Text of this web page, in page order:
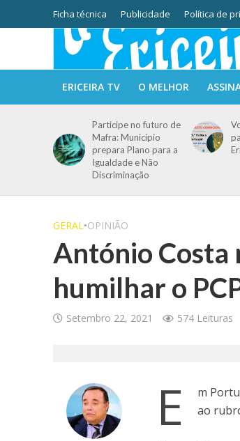
Ficha técnica Publicidade Política de
ERICEIRA TV O MELHOR
Participe no futuro de
Mafra: Município
prepara Plano para a
Igualdade e Não
Discriminação
GERAL•OPINIÃO
António Costa
humilhar o
Setembro 22, 2021 574 Leituras
E
m
ao